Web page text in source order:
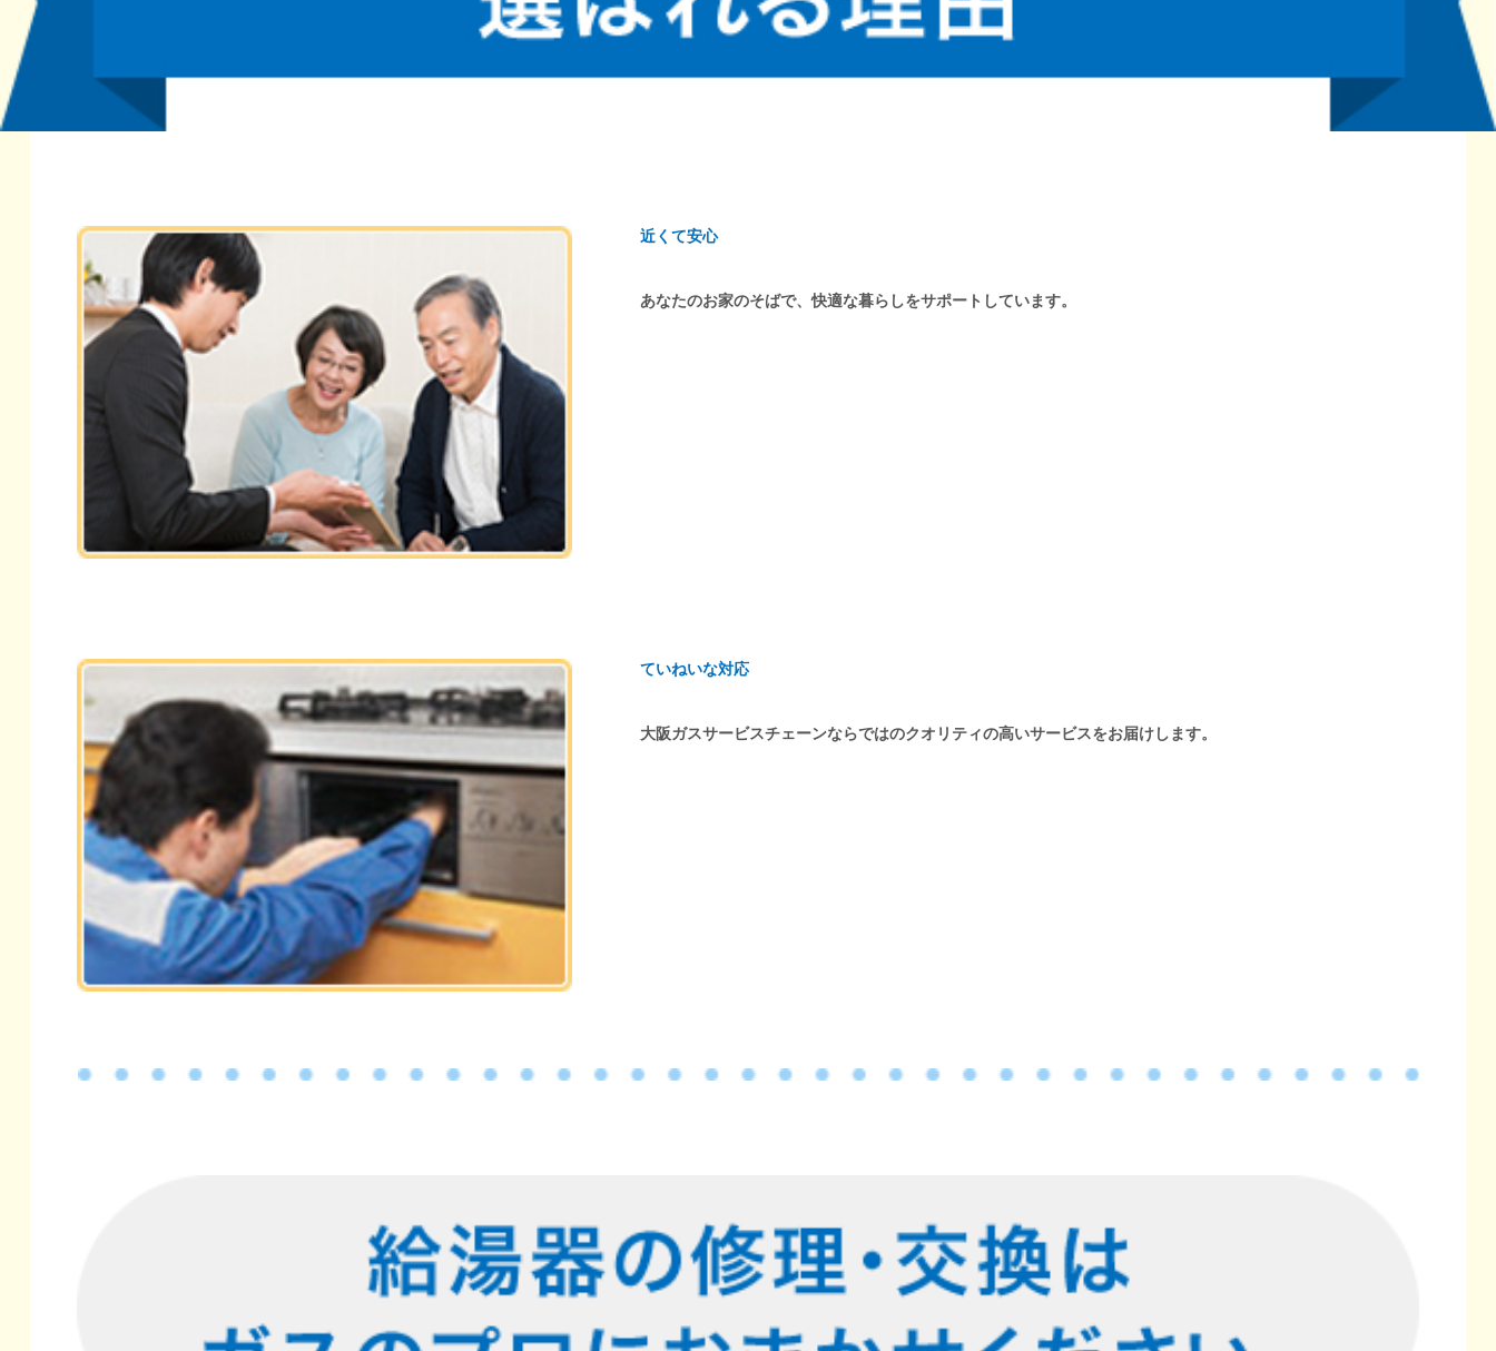
近くて安心
あなたのお家のそばで、快適な暮らしをサポートしています。
ていねいな対応
大阪ガスサービスチェーンならではのクオリティの高いサービスをお届けします。